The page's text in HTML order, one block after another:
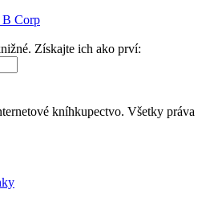
B Corp
Získajte ich ako prví:
kníhkupectvo. Všetky práva